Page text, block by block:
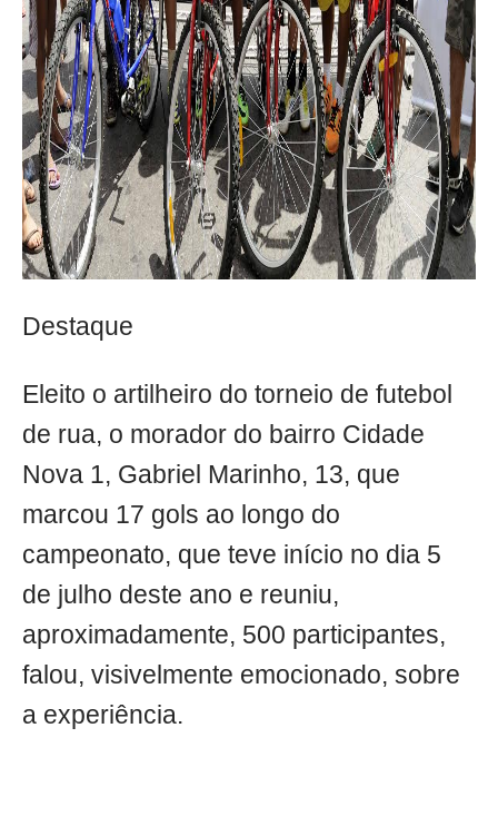
Destaque
Eleito o artilheiro do torneio de futebol
de rua, o morador do bairro Cidade
Nova 1, Gabriel Marinho, 13, que
marcou 17 gols ao longo do
campeonato, que teve início no dia 5
de julho deste ano e reuniu,
aproximadamente, 500 participantes,
falou, visivelmente emocionado, sobre
a experiência.